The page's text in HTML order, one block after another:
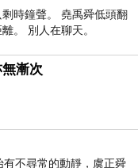
時鐘聲。 堯禹舜低頭翻
。 別人在聊天。
漸次
不尋常的動靜，虞正舜